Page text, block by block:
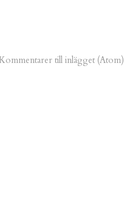
Kommentarer till inlägget (Atom)